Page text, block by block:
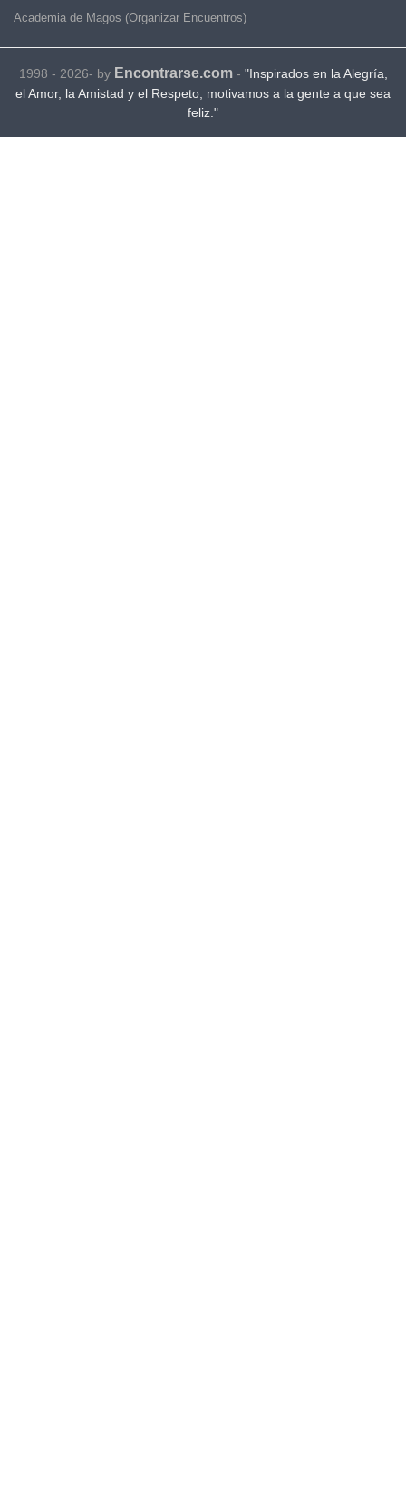
Academia de Magos (Organizar Encuentros)
1998 - 2026- by Encontrarse.com- "Inspirados en la Alegría,
el Amor, la Amistad y el Respeto, motivamos a la gente a que sea
feliz."